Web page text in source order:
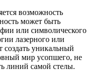
возможность
может быть
или символического
лазерного или
создать уникальный
мир усопшего, не
линий самой стелы.